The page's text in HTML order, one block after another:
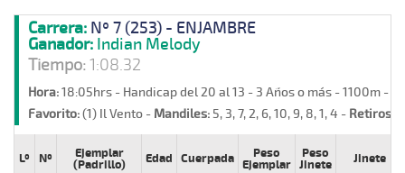
Carrera: Nº 7 (253) - ENJAMBRE
Ganador: Indian Melody
Tiempo:1:08.32
Hora:18:05hrs - Handicap del 20 al 13 - 3 Años o más - 1100m -
Favorito:(1) Il Vento - Mandiles:5, 3, 7, 2, 6, 10, 9, 8, 1, 4 - Retiros:
Lº Nº
Ejemplar
(Padrillo)
Edad Cuerpada
Peso
Ejemplar
Peso
Jinete
Jinete